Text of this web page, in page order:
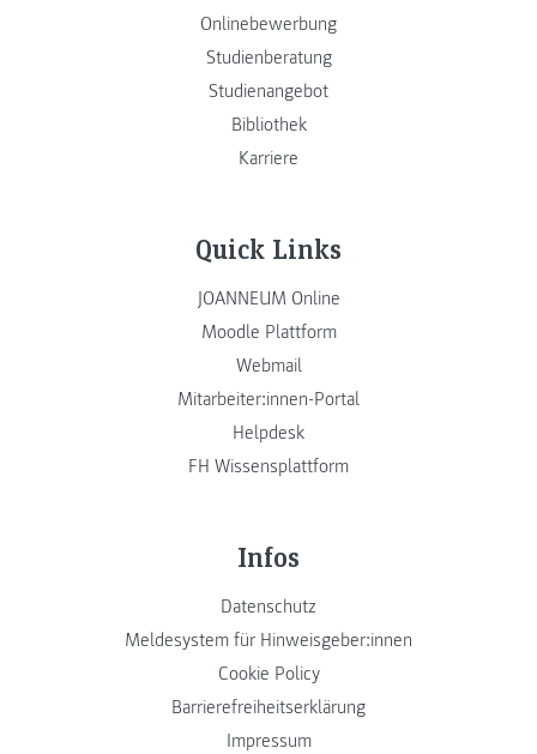
Onlinebewerbung
Studienberatung
Studienangebot
Bibliothek
Karriere
Quick Links
JOANNEUM Online
Moodle Plattform
Webmail
Mitarbeiter:innen-Portal
Helpdesk
FH Wissensplattform
Infos
Datenschutz
Meldesystem für Hinweisgeber:innen
Cookie Policy
Barrierefreiheitserklärung
Impressum